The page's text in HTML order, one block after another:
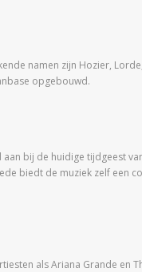
namen zijn Hozier,
opgebouwd.
bij de huidige tijdgeest
biedt de muziek zelf een
als Ariana Grande en